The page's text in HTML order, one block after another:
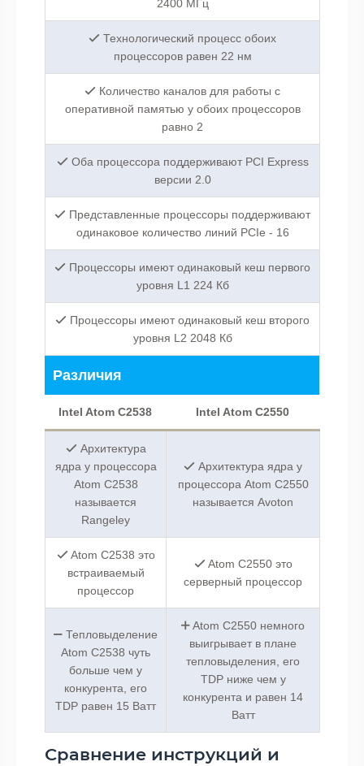
2400 МГц
Технологический процесс обоих
процессоров равен 22 нм
Количество каналов для работы с
оперативной памятью у обоих процессоров
равно 2
Оба процессора поддерживают PCI Express
версии 2.0
Представленные процессоры поддерживают
одинаковое количество линий PCIe - 16
Процессоры имеют одинаковый кеш первого
уровня L1 224 Кб
Процессоры имеют одинаковый кеш второго
уровня L2 2048 Кб
Различия
Intel Atom C2538 Intel Atom C2550
Архитектура
ядра у процессора
Atom C2538
называется
Rangeley
Архитектура ядра у
процессора Atom C2550
называется Avoton
Atom C2538 это
встраиваемый
процессор
Atom C2550 это
серверный процессор
Тепловыделение
Atom C2538 чуть
больше чем у
конкурента, его
TDP равен 15 Ватт
Atom C2550 немного
выигрывает в плане
тепловыделения, его
TDP ниже чем у
конкурента и равен 14
Ватт
Сравнение инструкций и